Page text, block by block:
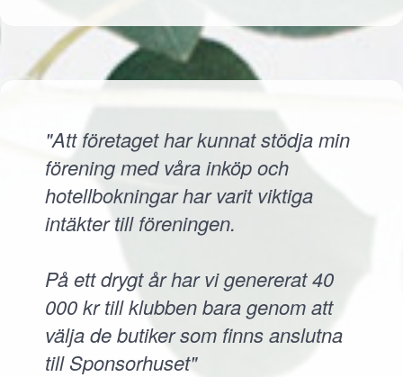
"Att företaget har kunnat stödja min
förening med våra inköp och
hotellbokningar har varit viktiga
intäkter till föreningen.
På ett drygt år har vi genererat 40
000 kr till klubben bara genom att
välja de butiker som finns anslutna
till Sponsorhuset"